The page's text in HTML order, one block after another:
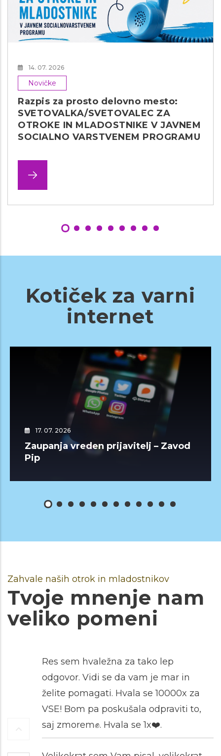
14. 07. 2026
Novičke
Razpis za prosto delovno mesto:
SVETOVALKA/SVETOVALEC ZA
OTROKE IN MLADOSTNIKE V JAVNEM
SOCIALNO VARSTVENEM PROGRAMU
Kotiček za varni
internet
17. 07. 2026
Zaupanja vreden prijavitelj – Zavod
Pip
Zahvale naših otrok in mladostnikov
Tvoje mnenje nam
veliko pomeni
Res sem hvaležna za tako lep
odgovor. Vidi se da vam je mar in
želite pomagati. Hvala se 10000x za
VSE! Bom pa poskušala odpraviti to,
saj zmorem✊️. Hvala se 1x❤️.